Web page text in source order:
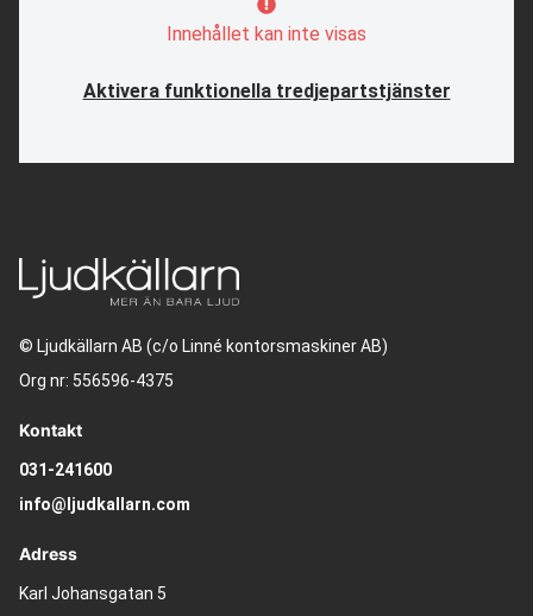
Innehållet kan inte visas
Aktivera funktionella tredjepartstjänster
© Ljudkällarn AB (c/o Linné kontorsmaskiner AB)
Org nr: 556596-4375
Kontakt
031-241600
info@ljudkallarn.com
Adress
Karl Johansgatan 5